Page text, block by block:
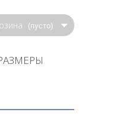
(пусто)